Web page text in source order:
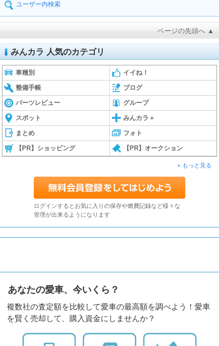
ユーザー内検索
ページの先頭へ ▲
みんカラ 人気のカテゴリ
車種別 イイね！
整備手帳 ブログ
パーツレビュー グループ
スポット みんカラ＋
まとめ フォト
【PR】ショッピング 【PR】オークション
もっと見る
ログインするとお気に入りの保存や燃費記録など様々な
管理が出来るようになります
あなたの愛車、今いくら？
複数社の査定額を比較して愛車の最高額を調べよう！愛車
を賢く売却して、購入資金にしませんか？